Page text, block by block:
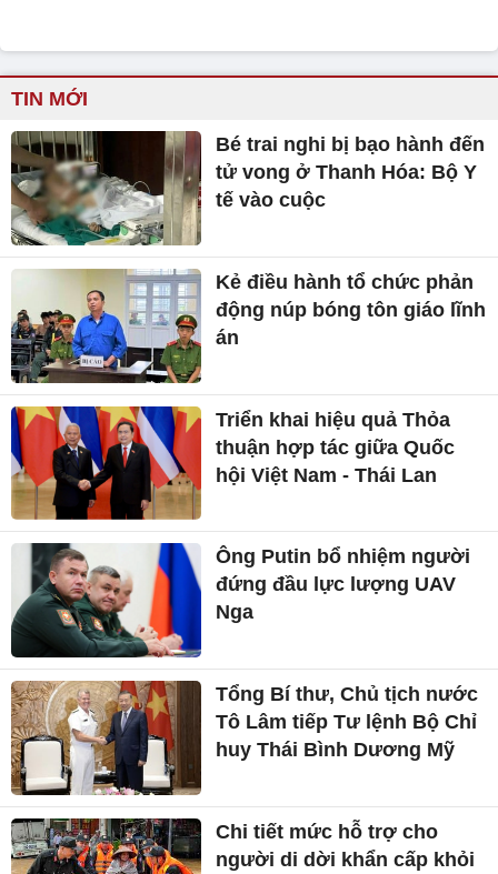
TIN MỚI
Bé trai nghi bị bạo hành đến
tử vong ở Thanh Hóa: Bộ Y
tế vào cuộc
Kẻ điều hành tổ chức phản
động núp bóng tôn giáo lĩnh
án
Triển khai hiệu quả Thỏa
thuận hợp tác giữa Quốc
hội Việt Nam - Thái Lan
Ông Putin bổ nhiệm người
đứng đầu lực lượng UAV
Nga
Tổng Bí thư, Chủ tịch nước
Tô Lâm tiếp Tư lệnh Bộ Chỉ
huy Thái Bình Dương Mỹ
Chi tiết mức hỗ trợ cho
người di dời khẩn cấp khỏi